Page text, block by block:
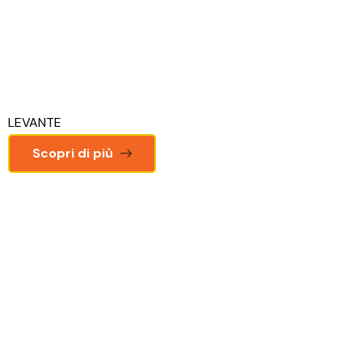
LEVANTE
Scopri di più